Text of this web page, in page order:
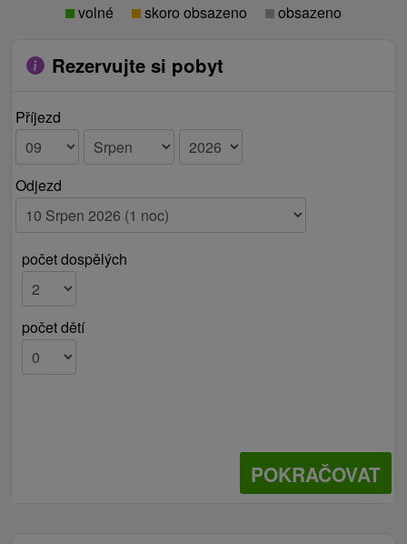
volné
skoro obsazeno obsazeno
Rezervujte si pobyt
Příjezd
Odjezd
počet dospělých
počet dětí
POKRAČOVAT